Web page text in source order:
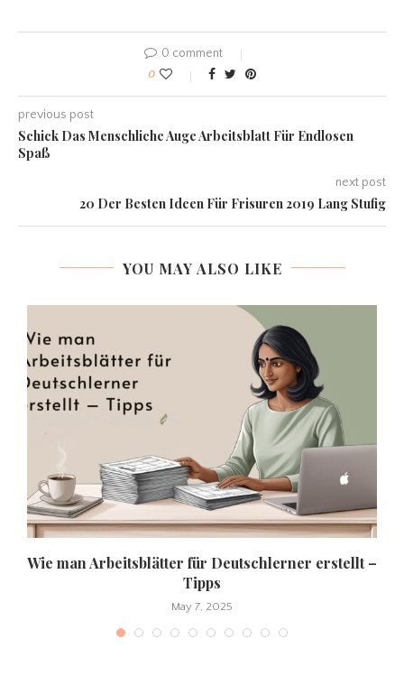
0 comment
0
previous post
Schick Das Menschliche Auge Arbeitsblatt Für Endlosen
Spaß
next post
20 Der Besten Ideen Für Frisuren 2019 Lang Stufig
YOU MAY ALSO LIKE
Wie man Arbeitsblätter für Deutschlerner erstellt –
Tipps
May 7, 2025